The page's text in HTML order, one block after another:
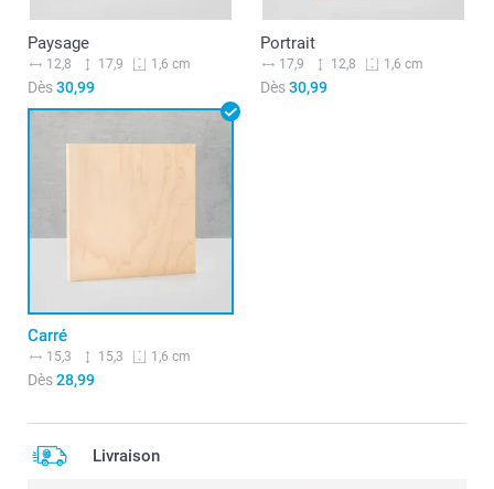
Paysage
12,8 17,9 1,6 cm
Dès30,99
Portrait
17,9 12,8 1,6 cm
Dès30,99
Carré
15,3 15,3 1,6 cm
Dès28,99
Livraison